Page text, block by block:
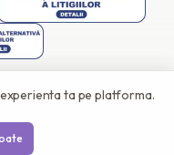
ta pe platforma.